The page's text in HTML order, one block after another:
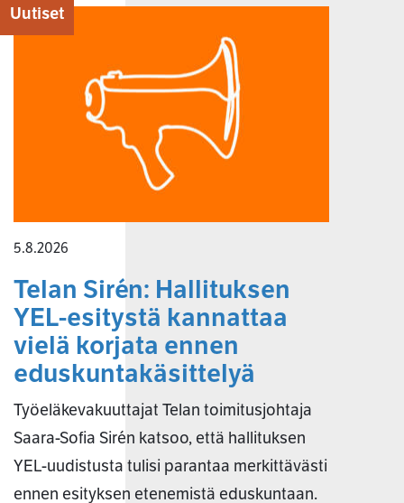
Uutiset
5.8.2026
Telan Sirén: Hallituksen
YEL-esitystä kannattaa
vielä korjata ennen
eduskuntakäsittelyä
Työeläkevakuuttajat Telan toimitusjohtaja
Saara-Sofia Sirén katsoo, että hallituksen
YEL-uudistusta tulisi parantaa merkittävästi
ennen esityksen etenemistä eduskuntaan.